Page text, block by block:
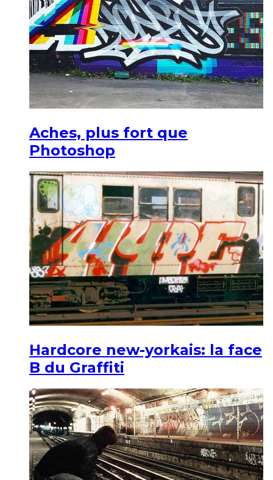
Aches, plus fort que
Photoshop
Hardcore new-yorkais: la face
B du Graffiti